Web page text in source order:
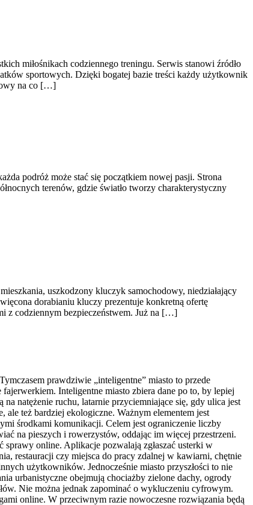
miłośnikach codziennego treningu. Serwis stanowi źródło
sportowych. Dzięki bogatej bazie treści każdy użytkownik
na co […]
podróż może stać się początkiem nowej pasji. Strona
terenów, gdzie światło tworzy charakterystyczny
uszkodzony kluczyk samochodowy, niedziałający
dorabianiu kluczy prezentuje konkretną ofertę
z codziennym bezpieczeństwem. Już na […]
prawdziwie „inteligentne” miasto to przede
Inteligentne miasto zbiera dane po to, by lepiej
natężenie ruchu, latarnie przyciemniające się, gdy ulica jest
też bardziej ekologiczne. Ważnym elementem jest
środkami komunikacji. Celem jest ograniczenie liczby
na pieszych i rowerzystów, oddając im więcej przestrzeni.
sprawy online. Aplikacje pozwalają zgłaszać usterki w
restauracji czy miejsca do pracy zdalnej w kawiarni, chętnie
użytkowników. Jednocześnie miasto przyszłości to nie
urbanistyczne obejmują chociażby zielone dachy, ogrody
Nie można jednak zapominać o wykluczeniu cyfrowym.
online. W przeciwnym razie nowoczesne rozwiązania będą